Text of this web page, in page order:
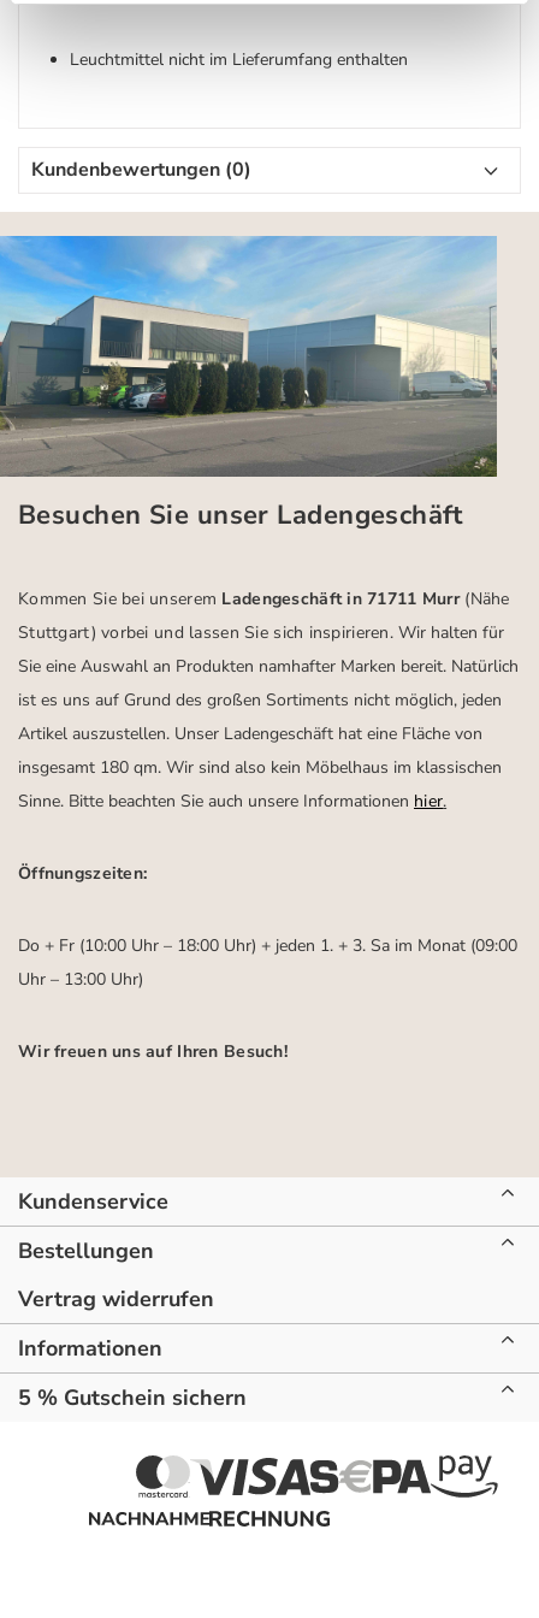
Leuchtmittel nicht im Lieferumfang enthalten
Kundenbewertungen (0)
Besuchen Sie unser Ladengeschäft
Kommen Sie bei unserem Ladengeschäft in 71711 Murr (Nähe
Stuttgart) vorbei und lassen Sie sich inspirieren.Wir halten für
Sie eine Auswahl an Produkten namhafter Marken bereit. Natürlich
ist es uns auf Grund des großen Sortiments nicht möglich, jeden
Artikel auszustellen. Unser Ladengeschäft hat eine Fläche von
insgesamt 180 qm. Wir sind also kein Möbelhaus im klassischen
Sinne. Bitte beachten Sie auch unsere Informationen hier.
Öffnungszeiten:
Do + Fr (10:00 Uhr – 18:00 Uhr) + jeden 1. + 3. Sa im Monat (09:00
Uhr – 13:00 Uhr)
Wir freuen uns auf Ihren Besuch!
Kundenservice
Bestellungen
Vertrag widerrufen
Informationen
5 % Gutschein sichern